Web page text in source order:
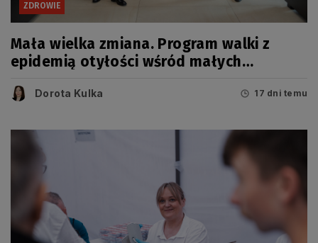
ZDROWIE
Mała wielka zmiana. Program walki z
epidemią otyłości wśród małych
Dorota Kulka 17 dni temu